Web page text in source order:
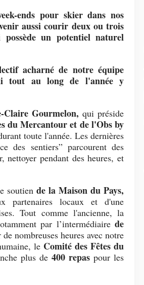
ends pour skier dans nos
aussi courir deux ou trois
un potentiel naturel
acharné de notre équipe
tout au long de l'année y
Claire Gourmelon, qui préside
du Mercantour et de l'Obs by
toute l'année. Les dernières
des sentiers” parcourent des
nettoyer pendant des heures, et
soutien de la Maison du Pays,
partenaires locaux et d'une
Tout comme l'ancienne, la
par l’intermédiairede
nombreuses heures avec notre
le Comité des Fêtes du
plus de 400 repas pour les